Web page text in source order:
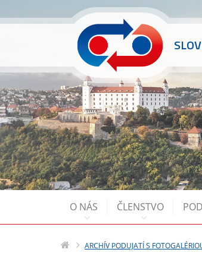
O NÁS ČLENSTVO
ARCHÍV PODUJATÍ S